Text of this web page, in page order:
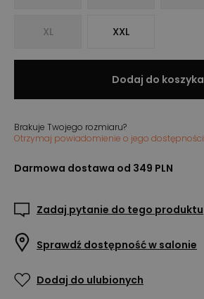
XL XXL
Dodaj do koszyka
Brakuje Twojego rozmiaru?
Otrzymaj powiadomienie o jego dostępności
Darmowa dostawa od 349 PLN
Zadaj pytanie do tego produktu
Sprawdź dostępność w salonie
Dodaj do ulubionych